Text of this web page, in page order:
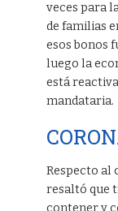
veces para
de familias
esos bonos
luego la
está
mandataria.
Respecto al
resaltó que
contener y